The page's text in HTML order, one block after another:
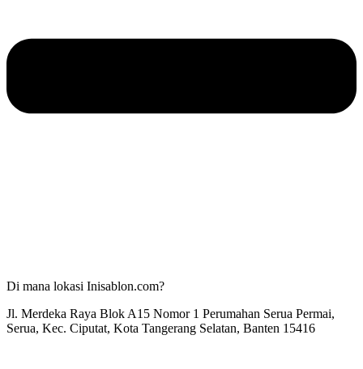
Di mana lokasi Inisablon.com?
Jl. Merdeka Raya Blok A15 Nomor 1 Perumahan Serua Permai,
Serua, Kec. Ciputat, Kota Tangerang Selatan, Banten 15416